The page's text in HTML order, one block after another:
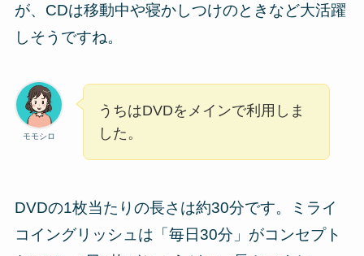
が、CDは移動中や寝かしつけのときなど大活躍
しそうですね。
モモシロ
うちはDVDをメインで利用しま
した。
DVDの1枚当たりの長さは約30分です。ミライ
コイングリッシュは「毎日30分」がコンセプト